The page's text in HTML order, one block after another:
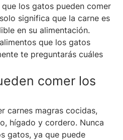
los gatos pueden comer
significa que la carne es
en su alimentación.
que los gatos
te preguntarás cuáles
comer los
carnes magras cocidas,
hígado y cordero. Nunca
gatos, ya que puede